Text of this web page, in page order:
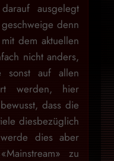
ausgelegt
denn
dem aktuellen
nicht anders,
sonst auf allen
werden, hier
dass die
diesbezüglich
dies aber
zu